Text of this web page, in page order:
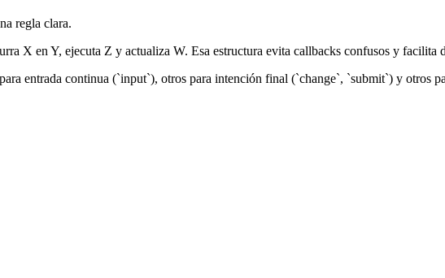
regla clara.
X en Y, ejecuta Z y actualiza W. Esa estructura evita callbacks confusos y facilita
entrada continua (`input`), otros para intención final (`change`, `submit`) y otros